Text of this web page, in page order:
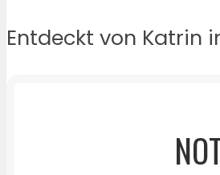
Entdeckt von Katrin